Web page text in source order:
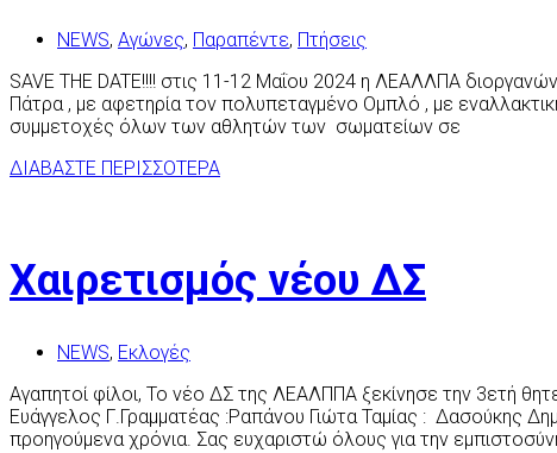
NEWS, Αγώνες, Παραπέντε, Πτήσεις
SAVE THE DATE!!!! στις 11-12 Μαΐου 2024 η ΛΕΑΛΛΠΑ
Πάτρα , με αφετηρία τον πολυπεταγμένο Ομπλό , με
συμμετοχές όλων των αθλητών των σωματείων σε
ΔΙΑΒΑΣΤΕ ΠΕΡΙΣΣΟΤΕΡΑ
Χαιρετισμός νέου ΔΣ
NEWS, Εκλογές
Αγαπητοί φίλοι, Το νέο ΔΣ της ΛΕΑΛΠΠΑ ξεκίνησε την 3ετή
Ευάγγελος Γ.Γραμματέας :Ραπάνου Γιώτα Ταμίας : Δασούκης
προηγούμενα χρόνια. Σας ευχαριστώ όλους για την